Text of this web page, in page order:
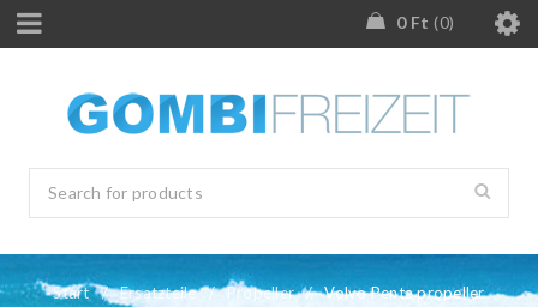
0 Ft 0
Start / Ersatzteile / Propeller / Volvo Penta propeller